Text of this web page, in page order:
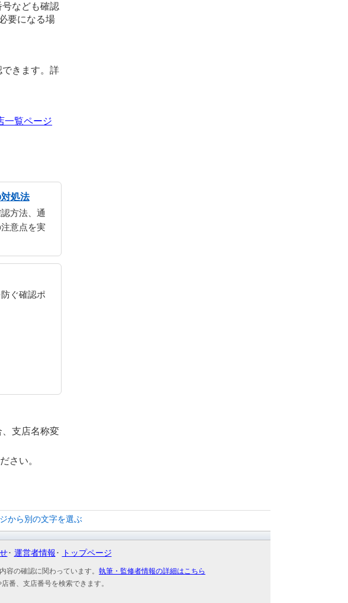
なども確認
要になる場
きます。詳
一覧ページ
処法
方法、通
意点を実
ぐ確認ポ
支店名称変
さい。
から別の文字を選ぶ
運営者情報 トップページ
の確認に関わっています。 執筆・監修者情報の詳細はこちら
番、支店番号を検索できます。